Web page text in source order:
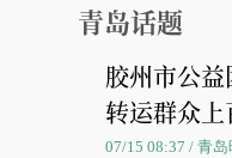
青岛话题
胶州市公
转运群众上
07/15 08:37 / 青岛